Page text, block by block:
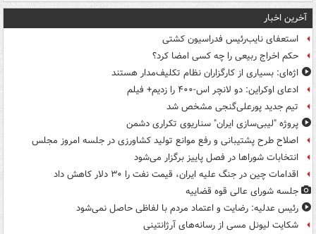
آخرین اخبار
استعفای نایب‌رئیس فدراسیون کشتی
حکم اخراج ربیعی را چه کسی امضا کرد؟
اژه‌ای: بسیاری از کارگزاران نظام تکلیف‌مدار هستند
ادعای اوکراین: دو لانچر اس-۴۰۰ را زدیم+ فیلم
تیم جدید پورعلی‌گنجی مشخص شد
پروژه "لیبی‌سازی ایران" سناریوی تکراری دشمن
اصلاح طرح پشتیبانی و رفع موانع تولید کشاورزی در جلسه امروز مجلس
انتخابات شوراها در فصل پاییز برگزار می‌شود
اقدامات چین در جنگ علیه ایران، قیمت نفت را ۳۰ دلار کاهش داد
جلسه شورای عالی قوه قضاییه
رئیس عدلیه: رضایت و اعتماد مردم با لفاظی حاصل نمی‌شود
شکایت لیونل مسی از رسانه‌های آرژانتینی